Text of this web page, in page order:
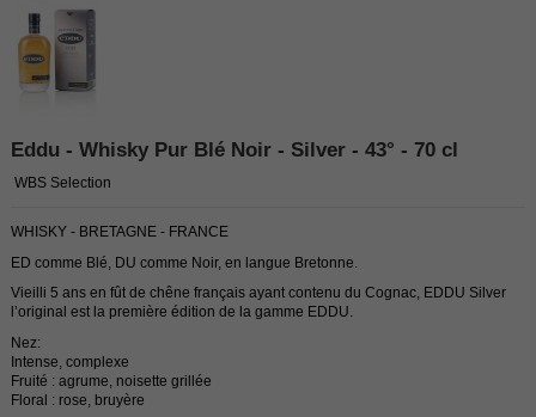
Eddu - Whisky Pur Blé Noir - Silver - 43° - 70 cl
WBS Selection
WHISKY - BRETAGNE - FRANCE
ED comme Blé, DU comme Noir, en langue Bretonne.
Vieilli 5 ans en fût de chêne français ayant contenu du Cognac, EDDU Silver
l’original est la première édition de la gamme EDDU.
Nez:
Intense, complexe
Fruité : agrume, noisette grillée
Floral : rose, bruyère